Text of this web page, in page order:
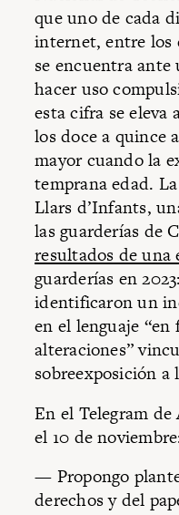
que uno de cada
internet, entre los
se encuentra ante
hacer uso
esta cifra se eleva
los doce a quince
mayor cuando la
temprana edad.
Llars d’Infants,
las guarderías de
resultados de una
guarderías en
identificaron un
en el lenguaje
alteraciones”
sobreexposición a
En el Telegram
el 10 de
— Propongo
derechos y del